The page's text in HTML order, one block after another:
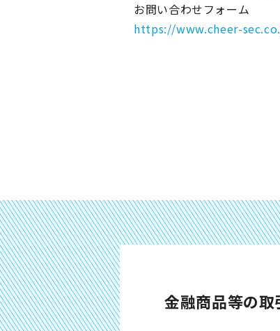
お問い合わせフォーム
https://www.cheer-
金融商品等の